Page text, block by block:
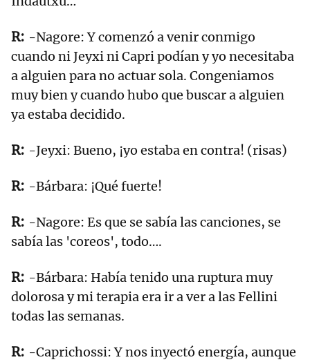
-Nagore: Y comenzó a venir conmigo
cuando ni Jeyxi ni Capri podían y yo necesitaba
a alguien para no actuar sola. Congeniamos
muy bien y cuando hubo que buscar a alguien
ya estaba decidido.
-Jeyxi: Bueno, ¡yo estaba en contra! (risas)
-Bárbara: ¡Qué fuerte!
-Nagore: Es que se sabía las canciones, se
sabía las 'coreos', todo….
-Bárbara: Había tenido una ruptura muy
dolorosa y mi terapia era ir a ver a las Fellini
todas las semanas.
-Caprichossi: Y nos inyectó energía, aunque